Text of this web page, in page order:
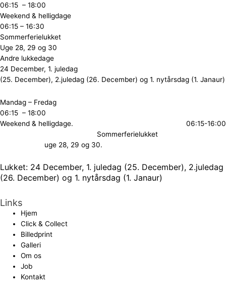
06:15 – 18:00
Weekend & helligdage
06:15 – 16:30
Sommerferielukket
Uge 28, 29 og 30
Andre lukkedage
24 December, 1. juledag
(25. December), 2.juledag (26. December) og 1. nytårsdag (1. Janaur)
Mandag – Fredag
06:15 – 18:00
Weekend & helligdage. 06:15-16:00
Sommerferielukket
uge 28, 29 og 30.
Lukket: 24 December, 1. juledag (25. December), 2.juledag
(26. December) og 1. nytårsdag (1. Janaur)
Links
Hjem
Click & Collect
Billedprint
Galleri
Om os
Job
Kontakt